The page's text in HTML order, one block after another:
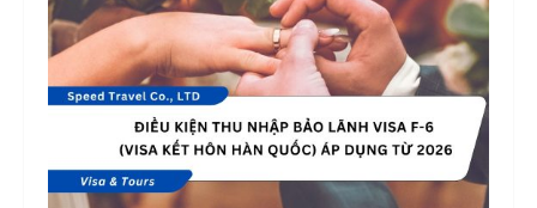
e
a